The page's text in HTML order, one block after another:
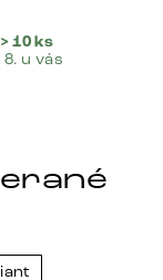
10 ks
8. u vás